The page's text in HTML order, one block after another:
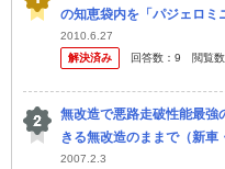
の知恵袋内を「パジェロミ
ユーザーのパジェロミニに
てお話...
2010.6.27
解決済み
回答数： 9 閲覧数
無改造で悪路走破性能最強
きる無改造のままで（新
はどの車両だと思いますか
2007.2.3